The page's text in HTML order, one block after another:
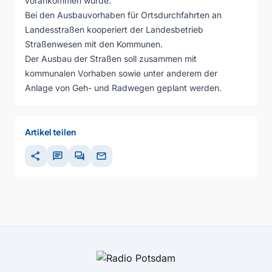
Bei den Ausbauvorhaben für Ortsdurchfahrten an
Landesstraßen kooperiert der Landesbetrieb
Straßenwesen mit den Kommunen.
Der Ausbau der Straßen soll zusammen mit
kommunalen Vorhaben sowie unter anderem der
Anlage von Geh- und Radwegen geplant werden.
Artikel teilen
share chat forum mail